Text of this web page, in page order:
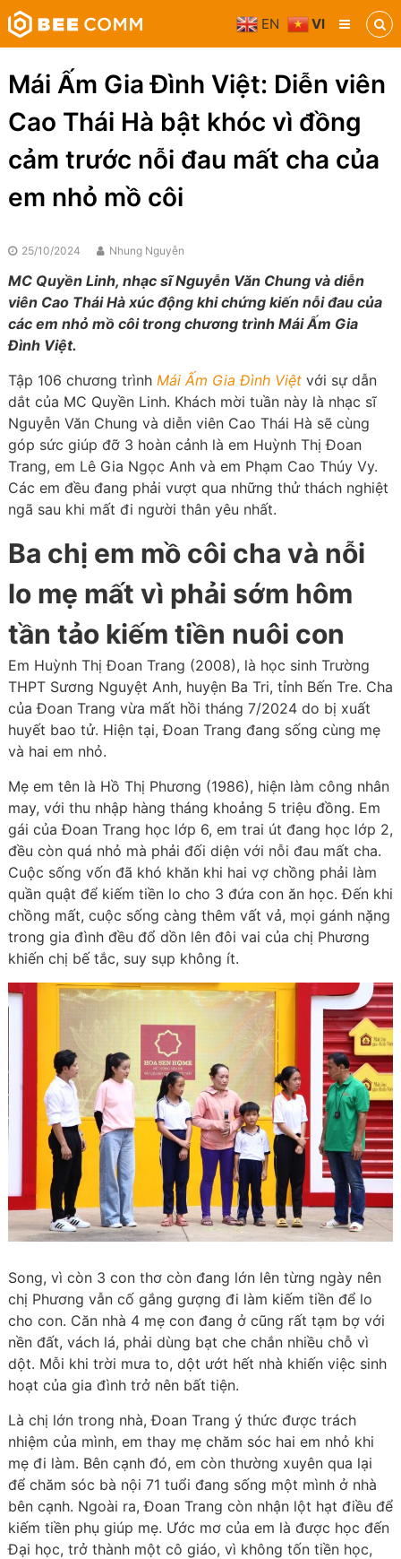
Skip
to
content
Bee
Comm
Truyền
thông
phương
tiện
Mái Ấm Gia Đình Việt: Diễn viên
Cao Thái Hà bật khóc vì đồng
cảm trước nỗi đau mất cha của
em nhỏ mồ côi
25/10/2024 Nhung Nguyễn
MC Quyền Linh, nhạc sĩ Nguyễn Văn Chung và diễn
viên Cao Thái Hà xúc động khi chứng kiến nỗi đau của
các em nhỏ mồ côi trong chương trình Mái Ấm Gia
Đình Việt.
Tập 106 chương trình Mái Ấm Gia Đình Việtvới sự dẫn
dắt của MC Quyền Linh. Khách mời tuần này là nhạc sĩ
Nguyễn Văn Chung và diễn viên Cao Thái Hà sẽ cùng
góp sức giúp đỡ 3 hoàn cảnh là em Huỳnh Thị Đoan
Trang, em Lê Gia Ngọc Anh và em Phạm Cao Thúy Vy.
Các em đều đang phải vượt qua những thử thách nghiệt
ngã sau khi mất đi người thân yêu nhất.
Ba chị em mồ côi cha và nỗi
lo mẹ mất vì phải sớm hôm
tần tảo kiếm tiền nuôi con
Em Huỳnh Thị Đoan Trang (2008), là học sinh Trường
THPT Sương Nguyệt Anh, huyện Ba Tri, tỉnh Bến Tre. Cha
của Đoan Trang vừa mất hồi tháng 7/2024 do bị xuất
huyết bao tử. Hiện tại, Đoan Trang đang sống cùng mẹ
và hai em nhỏ.
Mẹ em tên là Hồ Thị Phương (1986), hiện làm công nhân
may, với thu nhập hàng tháng khoảng 5 triệu đồng. Em
gái của Đoan Trang học lớp 6, em trai út đang học lớp 2,
đều còn quá nhỏ mà phải đối diện với nỗi đau mất cha.
Cuộc sống vốn đã khó khăn khi hai vợ chồng phải làm
quần quật để kiếm tiền lo cho 3 đứa con ăn học. Đến khi
chồng mất, cuộc sống càng thêm vất vả, mọi gánh nặng
trong gia đình đều đổ dồn lên đôi vai của chị Phương
khiến chị bế tắc, suy sụp không ít.
Song, vì còn 3 con thơ còn đang lớn lên từng ngày nên
chị Phương vẫn cố gắng gượng đi làm kiếm tiền để lo
cho con. Căn nhà 4 mẹ con đang ở cũng rất tạm bợ với
nền đất, vách lá, phải dùng bạt che chắn nhiều chỗ vì
dột. Mỗi khi trời mưa to, dột ướt hết nhà khiến việc sinh
hoạt của gia đình trở nên bất tiện.
Là chị lớn trong nhà, Đoan Trang ý thức được trách
nhiệm của mình, em thay mẹ chăm sóc hai em nhỏ khi
mẹ đi làm. Bên cạnh đó, em còn thường xuyên qua lại
để chăm sóc bà nội 71 tuổi đang sống một mình ở nhà
bên cạnh. Ngoài ra, Đoan Trang còn nhận lột hạt điều để
kiếm tiền phụ giúp mẹ. Ước mơ của em là được học đến
Đại học, trở thành một cô giáo, vì không tốn tiền học,
EN VI